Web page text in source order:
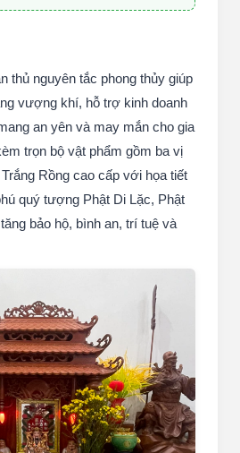
thủ nguyên tắc phong thủy giúp
vượng khí, hỗ trợ kinh doanh
an yên và may mắn cho gia
trọn bộ vật phẩm gồm ba vị
Rồng cao cấp với họa tiết
quý tượng Phật Di Lặc, Phật
bảo hộ, bình an, trí tuệ và